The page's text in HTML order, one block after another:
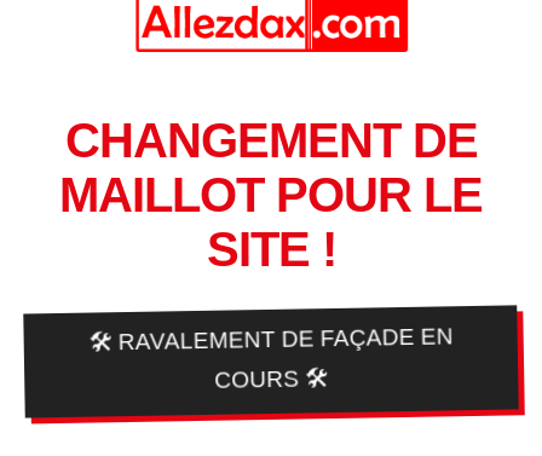
CHANGEMENT DE
MAILLOT POUR LE
SITE !
🛠️ RAVALEMENT DE FAÇADE EN
COURS 🛠️